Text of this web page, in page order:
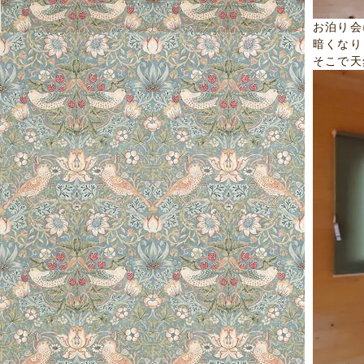
お泊り
暗くな
そこで